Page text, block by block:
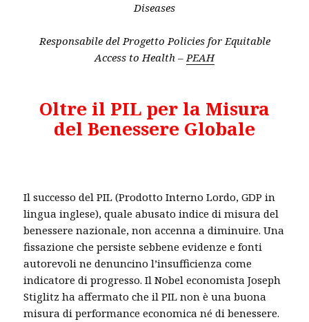
Diseases
Responsabile del Progetto Policies for Equitable
Access to Health –PEAH
Oltre il PIL per la Misura
del Benessere Globale
Il successo del PIL (Prodotto Interno Lordo, GDP in
lingua inglese), quale abusato indice di misura del
benessere nazionale, non accenna a diminuire. Una
fissazione che persiste sebbene evidenze e fonti
autorevoli ne denuncino l’insufficienza come
indicatore di progresso. Il Nobel economista Joseph
Stiglitz ha affermato che il PIL non è una buona
misura di performance economica né di benessere.